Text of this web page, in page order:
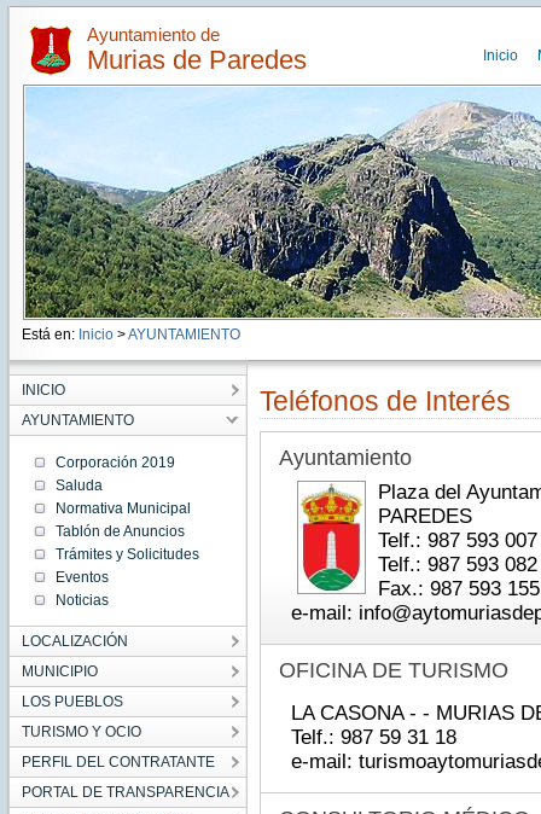
Ayuntamiento de
Murias de Paredes Inicio
Está en: Inicio >AYUNTAMIENTO
INICIO
AYUNTAMIENTO
Corporación 2019
Saluda
Normativa Municipal
Tablón de Anuncios
Trámites y Solicitudes
Eventos
Noticias
LOCALIZACIÓN
MUNICIPIO
LOS PUEBLOS
TURISMO Y OCIO
PERFIL DEL CONTRATANTE
PORTAL DE TRANSPARENCIA
Teléfonos de Interés
Ayuntamiento
Plaza del
PAREDES
Telf.: 987 593 007
Telf.: 987 593 082
Fax.: 987 593 155
e-mail:
OFICINA DE TURISMO
LA CASONA - - MURIAS
Telf.: 987 59 31 18
e-mail: